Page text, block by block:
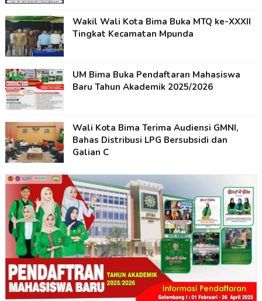
Wakil Wali Kota Bima Buka MTQ ke-XXXII
Tingkat Kecamatan Mpunda
UM Bima Buka Pendaftaran Mahasiswa
Baru Tahun Akademik 2025/2026
Wali Kota Bima Terima Audiensi GMNI,
Bahas Distribusi LPG Bersubsidi dan
Galian C